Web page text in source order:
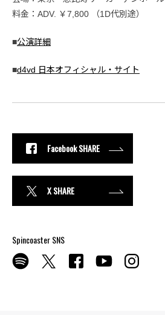
料金：ADV. ￥7,800 （1D代別途）
■公演詳細
■d4vd 日本オフィシャル・サイト
Facebook SHARE
X SHARE
Spincoaster SNS